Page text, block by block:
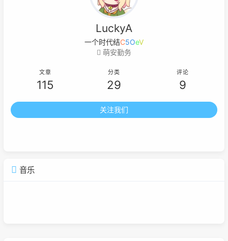
LuckyA
一个时代结束的标ItHP
萌安勤务
文章
115
分类
29
评论
9
关注我们
音乐